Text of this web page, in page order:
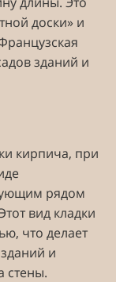
доски» и
зданий и
кирпича, при
рядом
вид кладки
что делает
и
стены.